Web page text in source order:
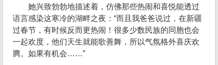
她兴致勃勃地描述着，仿佛那些热闹和喜悦能透过
语言感染这寒冷的湖畔之夜：“而且我爸爸说过，在新疆
过春节，有时候反而更热闹！很多少数民族的同胞也会
一起欢度，他们天生就能歌善舞，所以气氛格外喜庆欢
腾。如果有机会……”